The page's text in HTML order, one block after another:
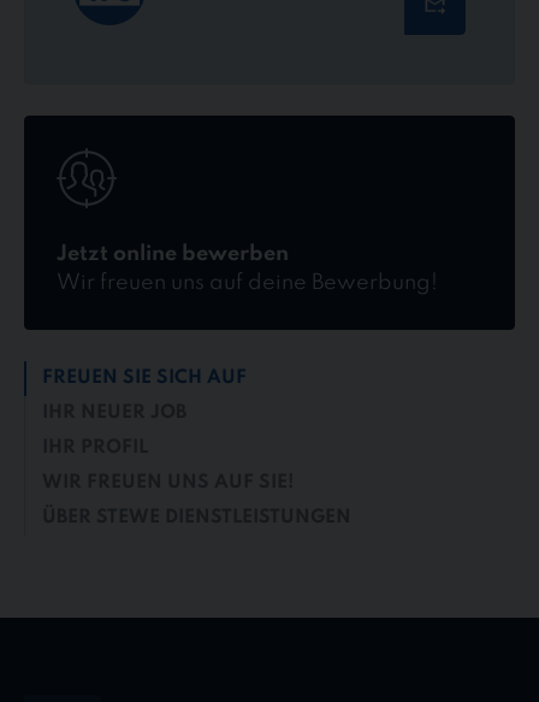
Jetzt online bewerben
Wir freuen uns auf deine Bewerbung!
online
bewerben
FREUEN SIE SICH AUF